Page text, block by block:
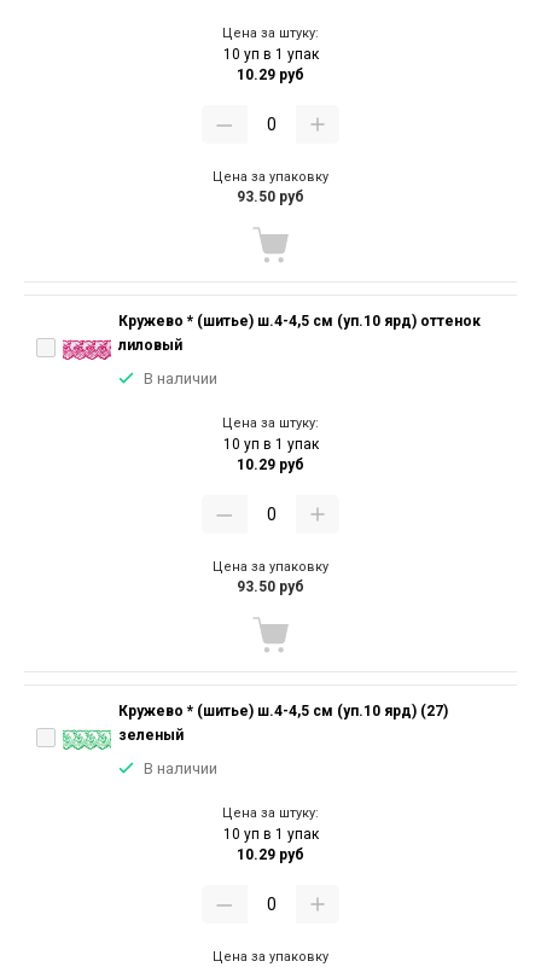
Цена за штуку:
10 уп в 1 упак
10.29 руб
Цена за упаковку
93.50 руб
Кружево * (шитье) ш.4-4,5 см (уп.10 ярд) оттенок
лиловый
В наличии
Цена за штуку:
10 уп в 1 упак
10.29 руб
Цена за упаковку
93.50 руб
Кружево * (шитье) ш.4-4,5 см (уп.10 ярд) (27)
зеленый
В наличии
Цена за штуку:
10 уп в 1 упак
10.29 руб
Цена за упаковку